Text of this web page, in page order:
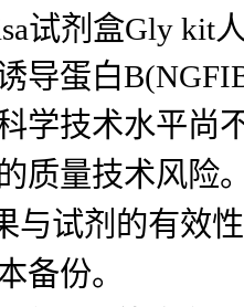
试剂盒Gly kit
导蛋白
学技术水平尚
质量技术风险
与试剂的有效
备份。